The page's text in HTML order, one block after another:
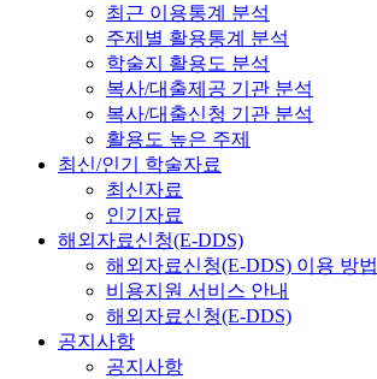
최근 이용통계 분석
주제별 활용통계 분석
학술지 활용도 분석
복사/대출제공 기관 분석
복사/대출신청 기관 분석
활용도 높은 주제
최신/인기 학술자료
최신자료
인기자료
해외자료신청(E-DDS)
해외자료신청(E-DDS) 이용 방법
비용지원 서비스 안내
해외자료신청(E-DDS)
공지사항
공지사항